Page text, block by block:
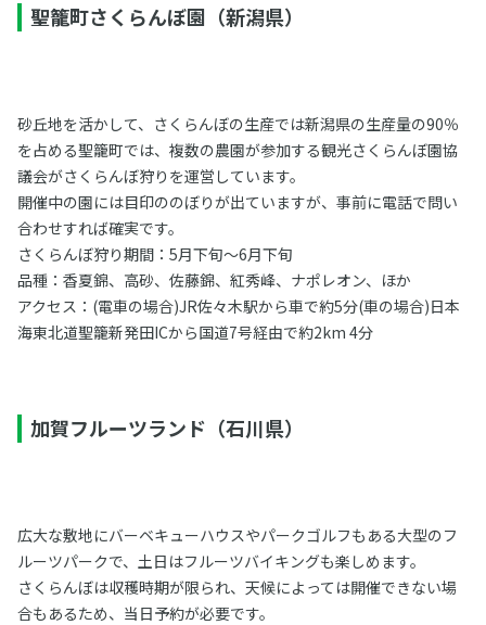
聖籠町さくらんぼ園（新潟県）
砂丘地を活かして、さくらんぼの生産では新潟県の生産量の90％
を占める聖籠町では、複数の農園が参加する観光さくらんぼ園協
議会がさくらんぼ狩りを運営しています。
開催中の園には目印ののぼりが出ていますが、事前に電話で問い
合わせすれば確実です。
さくらんぼ狩り期間：5月下旬～6月下旬
品種：香夏錦、高砂、佐藤錦、紅秀峰、ナポレオン、ほか
アクセス：(電車の場合)JR佐々木駅から車で約5分(車の場合)日本
海東北道聖籠新発田ICから国道7号経由で約2km 4分
加賀フルーツランド（石川県）
広大な敷地にバーベキューハウスやパークゴルフもある大型のフ
ルーツパークで、土日はフルーツバイキングも楽しめます。
さくらんぼは収穫時期が限られ、天候によっては開催できない場
合もあるため、当日予約が必要です。